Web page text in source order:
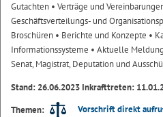
Gutachten • Verträge und
Geschäftsverteilungs- und
Broschüren • Berichte und Konzepte •
Informationssysteme • Aktuelle
Senat, Magistrat, Deputation und
Stand: 26.06.2023 Inkrafttreten:
Themen:
Vorschrift direkt